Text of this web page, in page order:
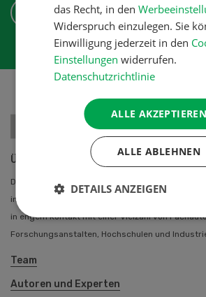
ABONNIEREN
Über uns
Die UFA-Revue bietet allen Schweizer
individuelle berufliche Problemlösungen an. Das
in engem Kontakt mit einer Vielzahl von
Forschungsanstalten, Hochschulen und
Team
Autoren und Experten
das Recht, in den
Widerspruch einzulegen. Sie
Einwilligung jederzeit in den
Einstellungen widerrufen.
Datenschutzrichtlinie
ALLE AKZEPTIEREN
ALLE ABLEHNEN
DETAILS ANZEIGEN